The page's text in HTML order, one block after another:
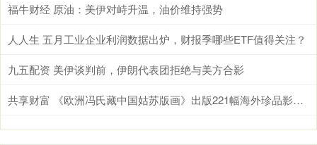
福牛财经 原油：美伊对峙升温，油价维持强势
人人生 五月工业企业利润数据出炉，财报季哪些ETF值得关注？
九五配资 美伊谈判前，伊朗代表团拒绝与美方合影
共享财富 《欧洲冯氏藏中国姑苏版画》出版221幅海外珍品影像“归乡”